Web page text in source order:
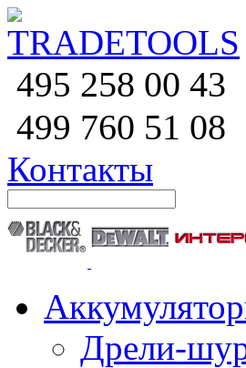
495 258 00 43
499 760 51 08
Контакты
Дрели-